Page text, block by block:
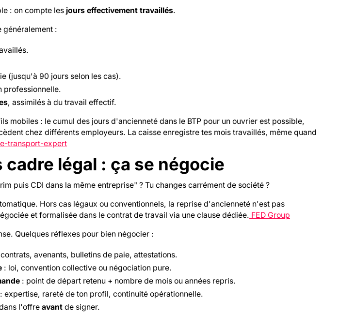
: on compte les jours effectivement travaillés.
généralement :
(jusqu'à 90 jours selon les cas).
professionnelle.
, assimilés à du travail effectif.
mobiles : le cumul des jours d'ancienneté dans le BTP pour un ouvrier est possible,
chez différents employeurs. La caisse enregistre tes mois travaillés, même quand
transport-expert
cadre légal : ça se négocie
puis CDI dans la même entreprise" ? Tu changes carrément de société ?
Hors cas légaux ou conventionnels, la reprise d'ancienneté n'est pas
et formalisée dans le contrat de travail via une clause dédiée. FED Group
Quelques réflexes pour bien négocier :
avenants, bulletins de paie, attestations.
: loi, convention collective ou négociation pure.
: point de départ retenu + nombre de mois ou années repris.
expertise, rareté de ton profil, continuité opérationnelle.
l'offreavant de signer.